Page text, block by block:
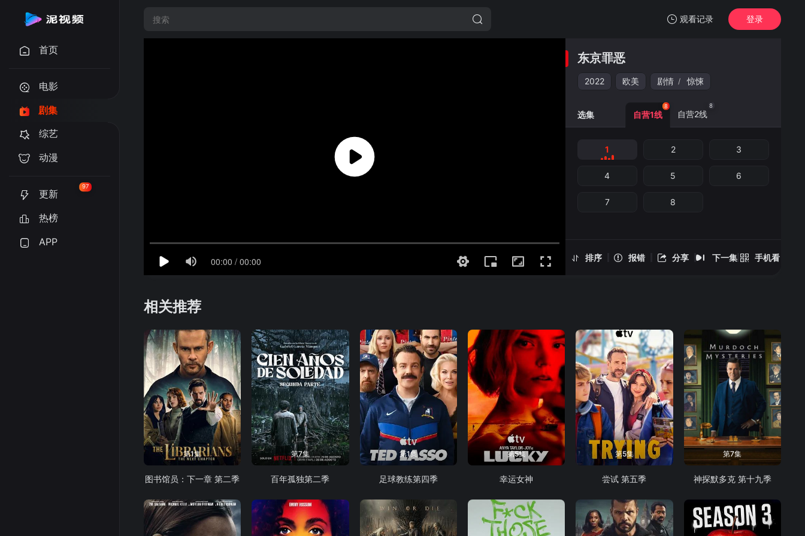
观看记录
我的观影记录
1
东京罪恶
登录
首页
电影
剧集
综艺
动漫
更新
97
热榜
APP
东京罪恶
2022 欧美 剧情 / 惊悚
排序 报错 分享 下一集 手机看
选集 自营1线
8
自营2线
8
1 2 3
4 5 6
7 8
相关推荐
第1集
图书馆员：下一章 第二季
第7集
百年孤独第二季
第1集
足球教练第四季
第5集
幸运女神
第5集
尝试 第五季
第7集
神探默多克 第十九季